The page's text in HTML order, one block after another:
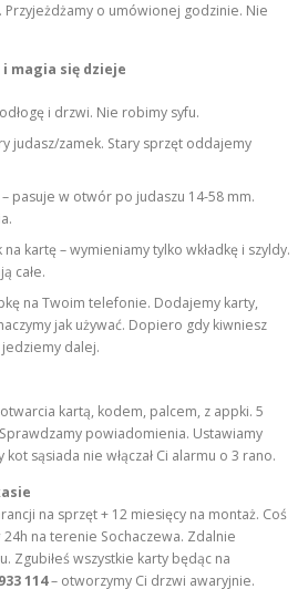
Przyjeżdżamy o umówionej godzinie. Nie
magia się dzieje
i drzwi. Nie robimy syfu.
judasz/zamek. Stary sprzęt oddajemy
pasuje w otwór po judaszu 14-58 mm.
kartę – wymieniamy tylko wkładkę i szyldy.
całe.
na Twoim telefonie. Dodajemy karty,
jak używać. Dopiero gdy kiwniesz
jedziemy dalej.
kartą, kodem, palcem, z appki. 5
powiadomienia. Ustawiamy
kot sąsiada nie włączał Ci alarmu o 3 rano.
na sprzęt + 12 miesięcy na montaż. Coś
24h na terenie Sochaczewa. Zdalnie
Zgubiłeś wszystkie karty będąc na
114– otworzymy Ci drzwi awaryjnie.